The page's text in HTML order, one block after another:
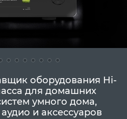
оборудования Hi-
для домашних
умного дома,
и аксессуаров